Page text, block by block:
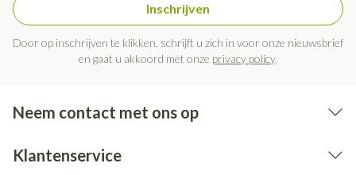
Inschrijven
Door op inschrijven te klikken, schrijft u zich in voor onze nieuwsbrief
en gaat u akkoord met onze privacy policy.
Neem contact met ons op
Klantenservice